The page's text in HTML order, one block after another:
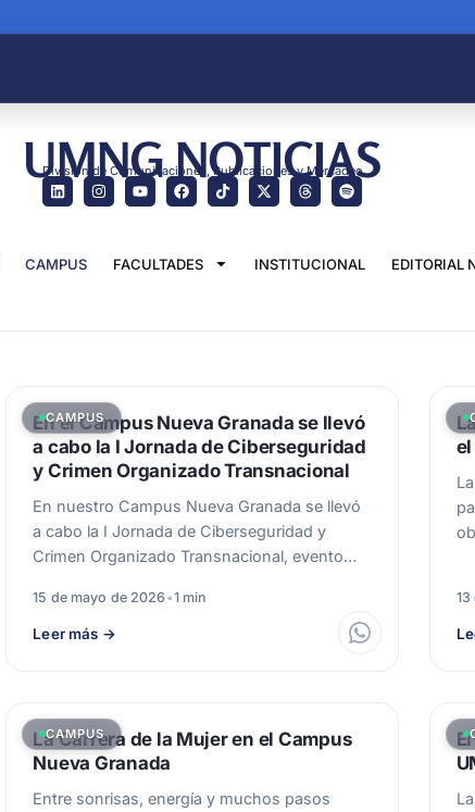
UMNG NOTICIAS
División de Comunicaciones, Publicaciones y Mercadeo
CAMPUS FACULTADES INSTITUCIONAL EDITORIAL
CAMPUS
En el Campus Nueva Granada se llevó
a cabo la I Jornada de Ciberseguridad
y Crimen Organizado Transnacional
En nuestro Campus Nueva Granada se llevó
a cabo la I Jornada de Ciberseguridad y
Crimen Organizado Transnacional, evento
15 de mayo de 2026 •1 min
Leer más →
el
CAMPUS
La Carrera de la Mujer en el Campus
Nueva Granada
Entre sonrisas, energía y muchos pasos